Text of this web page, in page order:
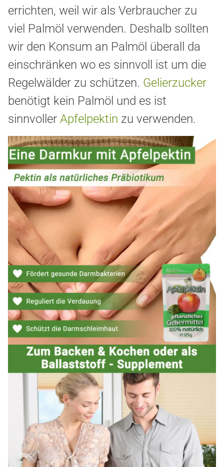
errichten, weil wir als Verbraucher zu
viel Palmöl verwenden. Deshalb sollten
wir den Konsum an Palmöl überall da
einschränken wo es sinnvoll ist um die
Regelwälder zu schützen. Gelierzucker
benötigt kein Palmöl und es ist
sinnvoller Apfelpektin zu verwenden.